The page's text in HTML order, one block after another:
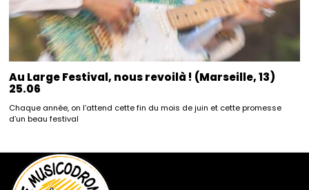
Au Large Festival, nous revoilà ! (Marseille, 13)
25.06
Chaque année, on l’attend cette fin du mois de juin et cette promesse
d’un beau festival